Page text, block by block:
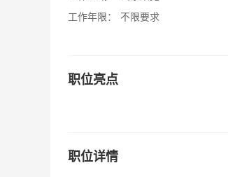
工作年限：
不限要求
职位亮点
职位详情